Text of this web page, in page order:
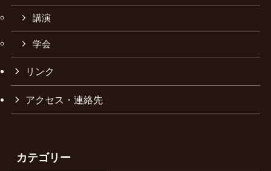
講演
学会
リンク
アクセス・連絡先
カテゴリー